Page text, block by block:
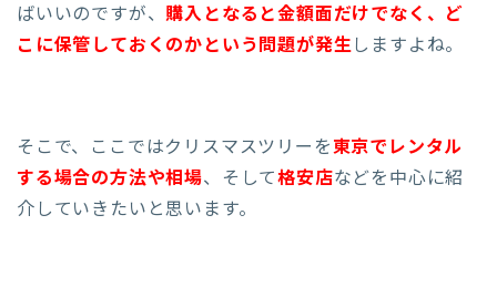
ばいいのですが、購入となると金額面だけでなく、ど
こに保管しておくのかという問題が発生しますよね。
そこで、ここではクリスマスツリーを東京でレンタル
する場合の方法や相場、そして格安店などを中心に紹
介していきたいと思います。